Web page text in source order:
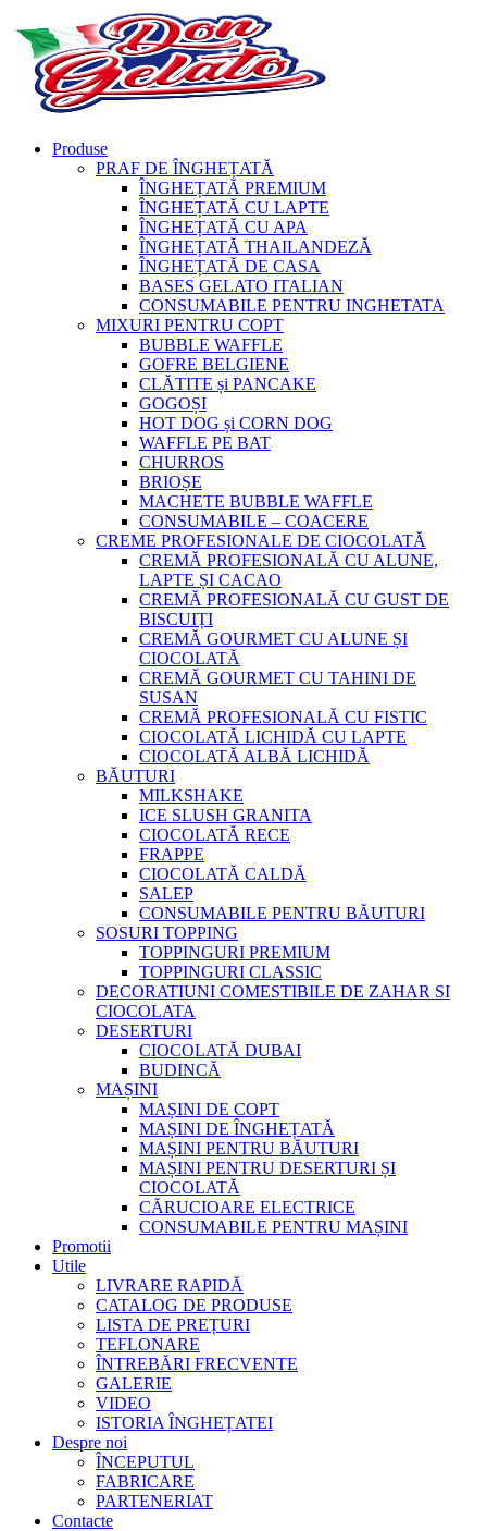
Produse
PRAF DE ÎNGHEȚATĂ
ÎNGHEȚATĂ PREMIUM
ÎNGHEȚATĂ CU LAPTE
ÎNGHEȚATĂ CU APA
ÎNGHEȚATĂ THAILANDEZĂ
ÎNGHEȚATĂ DE CASA
BASES GELATO ITALIAN
CONSUMABILE PENTRU INGHETATA
MIXURI PENTRU COPT
BUBBLE WAFFLE
GOFRE BELGIENE
CLĂTITE și PANCAKE
GOGOȘI
HOT DOG și CORN DOG
WAFFLE PE BAT
CHURROS
BRIOȘE
MACHETE BUBBLE WAFFLE
CONSUMABILE – COACERE
CREME PROFESIONALE DE CIOCOLATĂ
CREMĂ PROFESIONALĂ CU ALUNE,
LAPTE ȘI CACAO
CREMĂ PROFESIONALĂ CU GUST DE
BISCUIȚI
CREMĂ GOURMET CU ALUNE ȘI
CIOCOLATĂ
CREMĂ GOURMET CU TAHINI DE
SUSAN
CREMĂ PROFESIONALĂ CU FISTIC
CIOCOLATĂ LICHIDĂ CU LAPTE
CIOCOLATĂ ALBĂ LICHIDĂ
BĂUTURI
MILKSHAKE
ICE SLUSH GRANITA
CIOCOLATĂ RECE
FRAPPE
CIOCOLATĂ CALDĂ
SALEP
CONSUMABILE PENTRU BĂUTURI
SOSURI TOPPING
TOPPINGURI PREMIUM
TOPPINGURI CLASSIC
DECORATIUNI COMESTIBILE DE ZAHAR SI
CIOCOLATA
DESERTURI
CIOCOLATĂ DUBAI
BUDINCĂ
MAȘINI
MAȘINI DE COPT
MAȘINI DE ÎNGHEȚATĂ
MAȘINI PENTRU BĂUTURI
MAȘINI PENTRU DESERTURI ȘI
CIOCOLATĂ
CĂRUCIOARE ELECTRICE
CONSUMABILE PENTRU MAȘINI
Promotii
Utile
LIVRARE RAPIDĂ
CATALOG DE PRODUSE
LISTA DE PREȚURI
TEFLONARE
ÎNTREBĂRI FRECVENTE
GALERIE
VIDEO
ISTORIA ÎNGHEȚATEI
Despre noi
ÎNCEPUTUL
FABRICARE
PARTENERIAT
Contacte